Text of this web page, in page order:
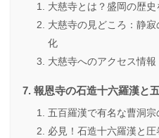
大慈寺とは？盛岡の歴
大慈寺の見どころ：静
化
大慈寺へのアクセス情報
報恩寺の石造十六羅漢と
五百羅漢で有名な曹洞
必見！石造十六羅漢と圧